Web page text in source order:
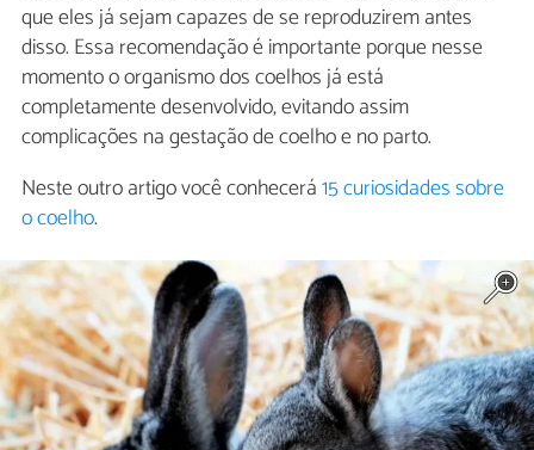
que eles já sejam capazes de se reproduzirem antes
disso. Essa recomendação é importante porque nesse
momento o organismo dos coelhos já está
completamente desenvolvido, evitando assim
complicações na gestação de coelho e no parto.
Neste outro artigo você conhecerá15 curiosidades sobre
o coelho.